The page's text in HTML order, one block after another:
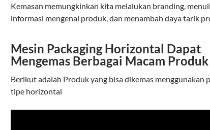
Kemasan memungkinkan kita melalukan branding,
informasi mengenai produk, dan menambah daya tarik
Mesin Packaging Horizontal Dapat
Mengemas Berbagai Macam Produk
Berikut adalah Produk yang bisa dikemas menggunakan
tipe horizontal